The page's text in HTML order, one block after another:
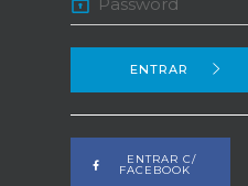
ENTRAR
ENTRAR C/
FACEBOOK